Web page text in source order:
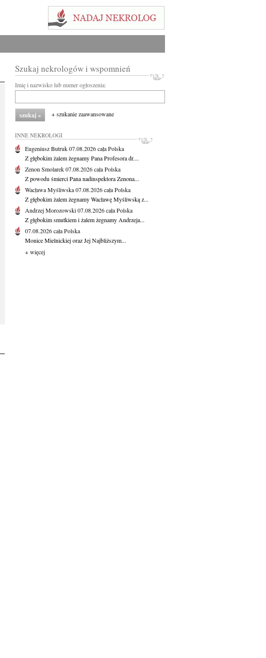
Szukaj nekrologów i wspomnień
Imię i nazwisko lub numer ogłoszenia:
+ szukanie zaawansowane
INNE NEKROLOGI
Eugeniusz Butruk07.08.2026cała Polska
Z głębokim żalem żegnamy Pana Profesora dr....
Zenon Smolarek07.08.2026cała Polska
Z powodu śmierci Pana nadinspektora Zenona...
Wacława Myśliwska07.08.2026cała Polska
Z głębokim żalem żegnamy Wacławę Myśliwską z...
Andrzej Morozowski07.08.2026cała Polska
Z głębokim smutkiem i żalem żegnamy Andrzeja...
07.08.2026cała Polska
Monice Mielnickiej oraz Jej Najbliższym...
+ więcej